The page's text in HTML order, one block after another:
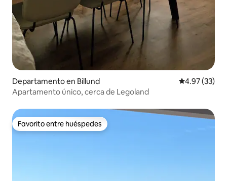
Departamento en Billund Calificación
4.97 (33)
Apartamento único, cerca de Legoland
Favorito entre huéspedes
Favorito entre huéspedes